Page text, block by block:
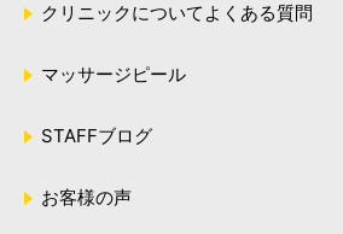
クリニックについてよくある質問
マッサージピール
STAFFブログ
お客様の声